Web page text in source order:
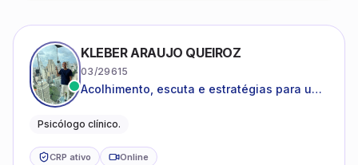
KLEBER ARAUJO QUEIROZ
03/29615
Acolhimento, escuta e estratégias para uma
Psicólogo clínico.
CRP ativo Online